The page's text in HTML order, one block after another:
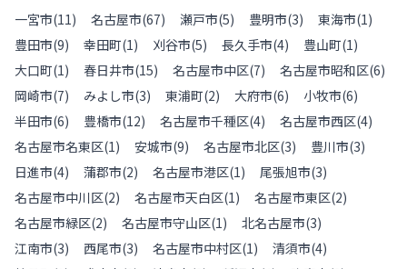
一宮市(11) 名古屋市(67) 瀬戸市(5) 豊明市(3) 東海市(1)
豊田市(9) 幸田町(1) 刈谷市(5) 長久手市(4) 豊山町(1)
大口町(1) 春日井市(15) 名古屋市中区(7) 名古屋市昭和区(6)
岡崎市(7) みよし市(3) 東浦町(2) 大府市(6) 小牧市(6)
半田市(6) 豊橋市(12) 名古屋市千種区(4) 名古屋市西区(4)
名古屋市名東区(1) 安城市(9) 名古屋市北区(3) 豊川市(3)
日進市(4) 蒲郡市(2) 名古屋市港区(1) 尾張旭市(3)
名古屋市中川区(2) 名古屋市天白区(1) 名古屋市東区(2)
名古屋市緑区(2) 名古屋市守山区(1) 北名古屋市(3)
江南市(3) 西尾市(3) 名古屋市中村区(1) 清須市(4)